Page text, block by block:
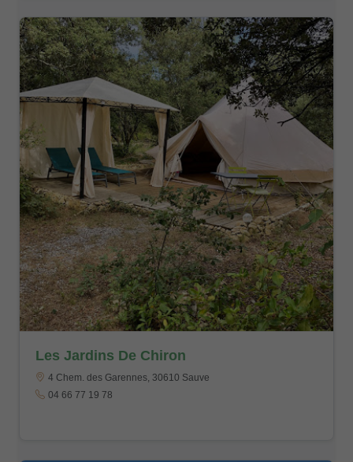
Les Jardins De Chiron
4 Chem. des Garennes, 30610 Sauve
04 66 77 19 78